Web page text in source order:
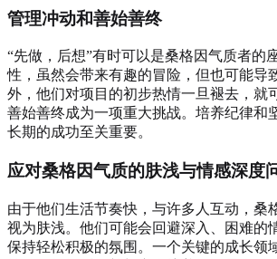
管理冲动和善始善终
“先做，后想”有时可以是桑格因气质者的
性，虽然会带来有趣的冒险，但也可能导
外，他们对项目的初步热情一旦褪去，就
善始善终成为一项重大挑战。培养纪律和
长期的成功至关重要。
应对桑格因气质的肤浅与情感深度
由于他们生活节奏快，与许多人互动，桑
视为肤浅。他们可能会回避深入、困难的
保持轻松积极的氛围。一个关键的成长领